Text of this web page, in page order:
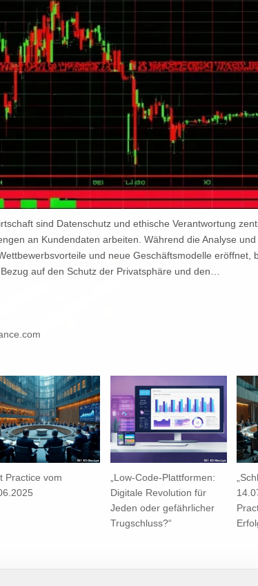
sind Datenschutz und ethische Verantwortung
an Kundendaten arbeiten. Während die Analyse
und neue Geschäftsmodelle eröffnet,
auf den Schutz der Privatsphäre und den…
Practice vom
„Low-Code-Plattformen:
Digitale Revolution für
Jeden oder gefährlicher
Trugschluss?“